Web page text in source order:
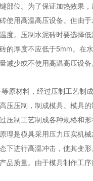
位。为了保证加热效果，
使用高温高压设备。但由
度。压制水泥砖时要选择
的厚度不应低于5mm。在
少或不使用高温高压设备
原材料，经过压制工艺制
压压制，制成模具。模具
压制工艺制成各种规格和
理是模具采用压力压实机
下进行高温冲击，使其变
品质量。由于模具制作工